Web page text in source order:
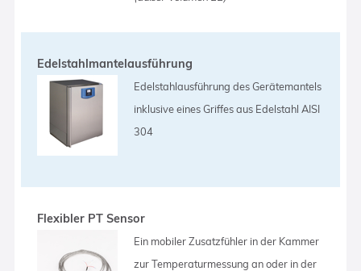
Edelstahlmantelausführung
Edelstahlausführung des Gerätemantels
inklusive eines Griffes aus Edelstahl AISI
304
Flexibler PT Sensor
Ein mobiler Zusatzfühler in der Kammer
zur Temperaturmessung an oder in der